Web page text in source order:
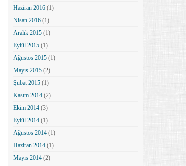
Haziran 2016(1)
Nisan 2016(1)
Aralık 2015(1)
Eylül 2015(1)
Ağustos 2015(1)
Mayıs 2015(2)
Şubat 2015(1)
Kasım 2014(2)
Ekim 2014(3)
Eylül 2014(1)
Ağustos 2014(1)
Haziran 2014(1)
Mayıs 2014(2)